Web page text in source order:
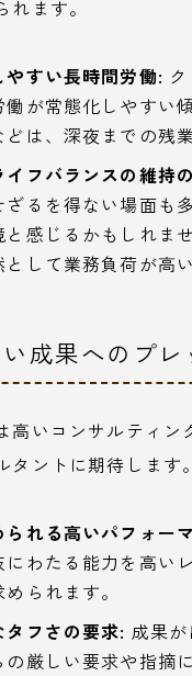
ます。
やすい長時間労働:
働が常態化しやすい
は、深夜までの残
イフバランスの維持
ざるを得ない場面も
と感じるかもしれま
として業務負荷が高
成果へのプ
高いコンサルティ
タントに期待します。
られる高いパフォー
にわたる能力を高い
られます。
タフさの要求: 成果
の厳しい要求や指摘